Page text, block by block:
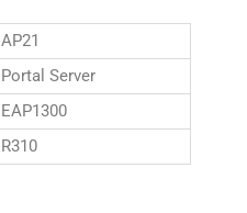
AP21
Portal Server
EAP1300
R310